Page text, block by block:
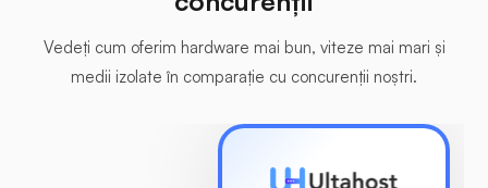
Vedeți cum oferim hardware mai bun, viteze mai mari și
medii izolate în comparație cu concurenții noștri.